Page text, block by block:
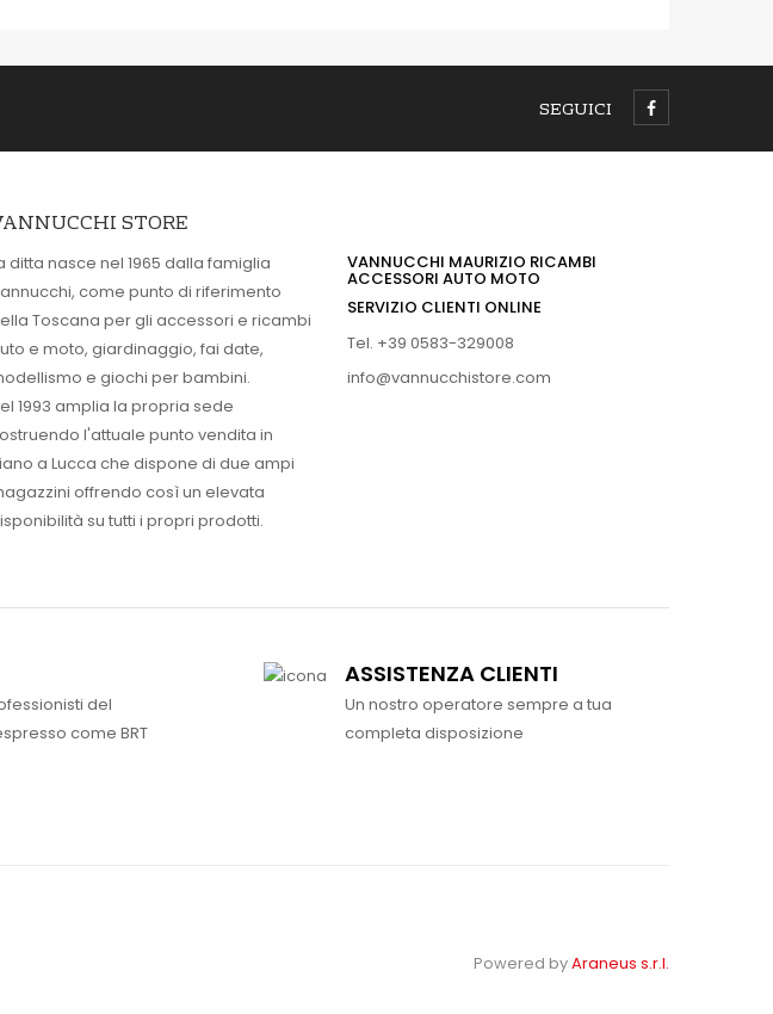
SEGUICI
STORE
ditta nasce nel 1965 dalla famiglia
come punto di riferimento
Toscana per gli accessori e ricambi
e moto, giardinaggio, fai date,
e giochi per bambini.
1993 amplia la propria sede
l'attuale punto vendita in
a Lucca che dispone di due ampi
offrendo così un elevata
su tutti i propri prodotti.
VANNUCCHI MAURIZIO RICAMBI
ACCESSORI AUTO MOTO
SERVIZIO CLIENTI ONLINE
Tel. +39 0583-329008
info@vannucchistore.com
del
come BRT
ASSISTENZA CLIENTI
Un nostro operatore sempre a tua
completa disposizione
Powered byAraneus s.r.l.